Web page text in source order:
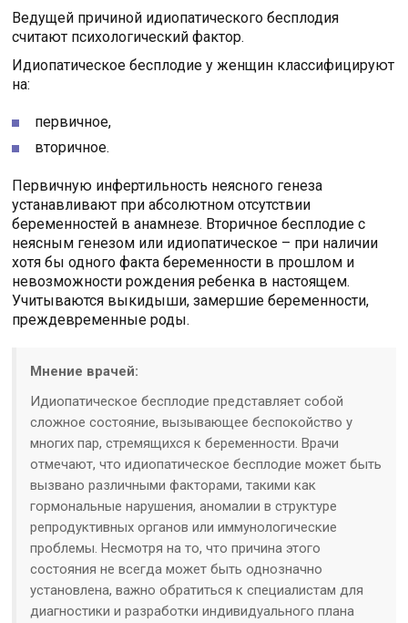
Ведущей причиной идиопатического бесплодия
считают психологический фактор.
Идиопатическое бесплодие у женщин классифицируют
на:
первичное,
вторичное.
Первичную инфертильность неясного генеза
устанавливают при абсолютном отсутствии
беременностей в анамнезе. Вторичное бесплодие с
неясным генезом или идиопатическое – при наличии
хотя бы одного факта беременности в прошлом и
невозможности рождения ребенка в настоящем.
Учитываются выкидыши, замершие беременности,
преждевременные роды.
Мнение врачей:
Идиопатическое бесплодие представляет собой
сложное состояние, вызывающее беспокойство у
многих пар, стремящихся к беременности. Врачи
отмечают, что идиопатическое бесплодие может быть
вызвано различными факторами, такими как
гормональные нарушения, аномалии в структуре
репродуктивных органов или иммунологические
проблемы. Несмотря на то, что причина этого
состояния не всегда может быть однозначно
установлена, важно обратиться к специалистам для
диагностики и разработки индивидуального плана